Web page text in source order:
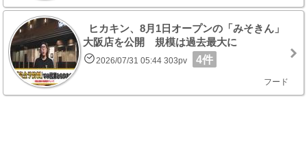
ヒカキン、8月1日オープンの「みそきん」
大阪店を公開 規模は過去最大に
2026/07/31 05:44 303pv 4件
フード